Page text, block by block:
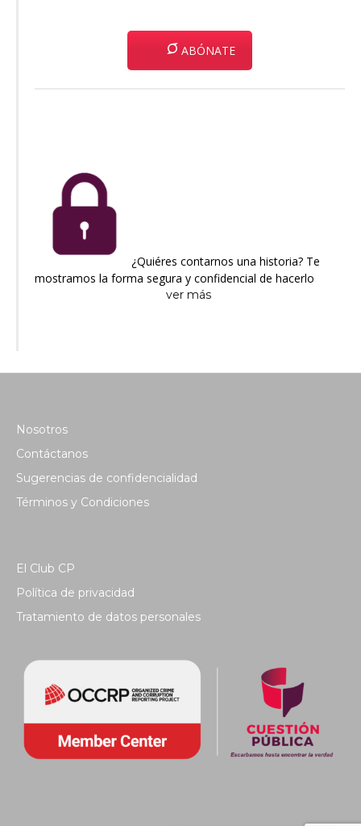
ABÓNATE
¿Quiéres contarnos una historia? Te
mostramos la forma segura y confidencial de hacerlo
ver más
Nosotros
Contáctanos
Sugerencias de confidencialidad
Términos y Condiciones
El Club CP
Política de privacidad
Tratamiento de datos personales